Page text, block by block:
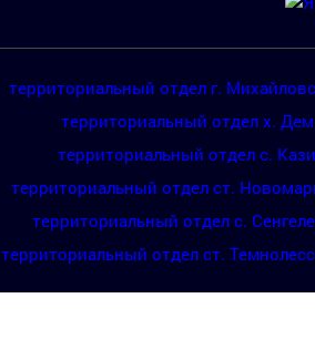
территориальный отдел г.
территориальный отдел х.
территориальный отдел с.
территориальный отдел ст.
территориальный отдел с.
территориальный отдел ст.